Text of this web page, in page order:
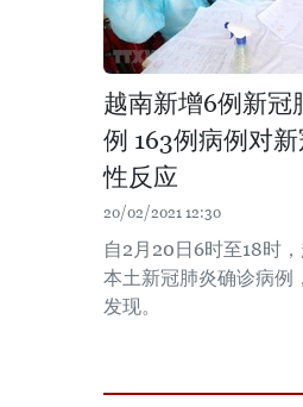
越南新增6例新冠
例 163例病例对
性反应
20/02/2021 12:30
自2月20日6时至18时
本土新冠肺炎确诊病例
发现。